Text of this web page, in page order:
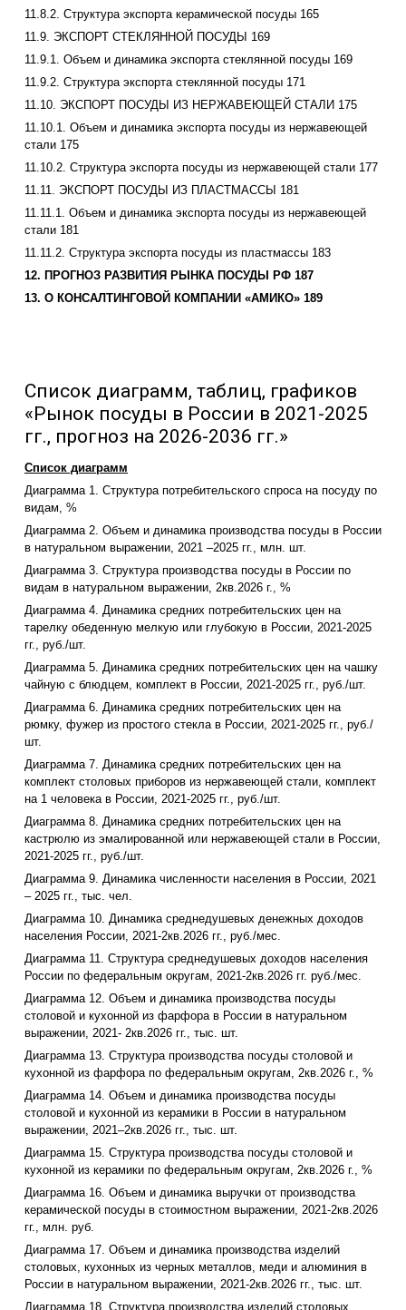
11.8.2. Структура экспорта керамической посуды 165
11.9. ЭКСПОРТ СТЕКЛЯННОЙ ПОСУДЫ 169
11.9.1. Объем и динамика экспорта стеклянной посуды 169
11.9.2. Структура экспорта стеклянной посуды 171
11.10. ЭКСПОРТ ПОСУДЫ ИЗ НЕРЖАВЕЮЩЕЙ СТАЛИ 175
11.10.1. Объем и динамика экспорта посуды из нержавеющей
стали 175
11.10.2. Структура экспорта посуды из нержавеющей стали 177
11.11. ЭКСПОРТ ПОСУДЫ ИЗ ПЛАСТМАССЫ 181
11.11.1. Объем и динамика экспорта посуды из нержавеющей
стали 181
11.11.2. Структура экспорта посуды из пластмассы 183
12. ПРОГНОЗ РАЗВИТИЯ РЫНКА ПОСУДЫ РФ 187
13. О КОНСАЛТИНГОВОЙ КОМПАНИИ «АМИКО» 189
Список диаграмм, таблиц, графиков
«Рынок посуды в России в 2021-2025
гг., прогноз на 2026-2036 гг.»
Список диаграмм
Диаграмма 1. Структура потребительского спроса на посуду по
видам, %
Диаграмма 2. Объем и динамика производства посуды в России
в натуральном выражении, 2021 –2025 гг., млн. шт.
Диаграмма 3. Структура производства посуды в России по
видам в натуральном выражении, 2кв.2026 г., %
Диаграмма 4. Динамика средних потребительских цен на
тарелку обеденную мелкую или глубокую в России, 2021-2025
гг., руб./шт.
Диаграмма 5. Динамика средних потребительских цен на чашку
чайную с блюдцем, комплект в России, 2021-2025 гг., руб./шт.
Диаграмма 6. Динамика средних потребительских цен на
рюмку, фужер из простого стекла в России, 2021-2025 гг., руб./
шт.
Диаграмма 7. Динамика средних потребительских цен на
комплект столовых приборов из нержавеющей стали, комплект
на 1 человека в России, 2021-2025 гг., руб./шт.
Диаграмма 8. Динамика средних потребительских цен на
кастрюлю из эмалированной или нержавеющей стали в России,
2021-2025 гг., руб./шт.
Диаграмма 9. Динамика численности населения в России, 2021
– 2025 гг., тыс. чел.
Диаграмма 10. Динамика среднедушевых денежных доходов
населения России, 2021-2кв.2026 гг., руб./мес.
Диаграмма 11. Структура среднедушевых доходов населения
России по федеральным округам, 2021-2кв.2026 гг. руб./мес.
Диаграмма 12. Объем и динамика производства посуды
столовой и кухонной из фарфора в России в натуральном
выражении, 2021- 2кв.2026 гг., тыс. шт.
Диаграмма 13. Структура производства посуды столовой и
кухонной из фарфора по федеральным округам, 2кв.2026 г., %
Диаграмма 14. Объем и динамика производства посуды
столовой и кухонной из керамики в России в натуральном
выражении, 2021–2кв.2026 гг., тыс. шт.
Диаграмма 15. Структура производства посуды столовой и
кухонной из керамики по федеральным округам, 2кв.2026 г., %
Диаграмма 16. Объем и динамика выручки от производства
керамической посуды в стоимостном выражении, 2021-2кв.2026
гг., млн. руб.
Диаграмма 17. Объем и динамика производства изделий
столовых, кухонных из черных металлов, меди и алюминия в
России в натуральном выражении, 2021-2кв.2026 гг., тыс. шт.
Диаграмма 18. Структура производства изделий столовых,